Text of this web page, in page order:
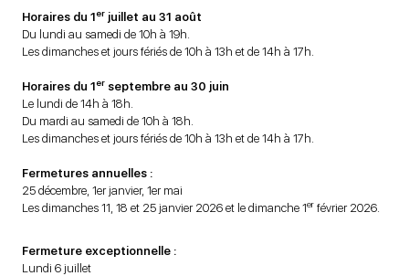
Horaires du 1er juillet au 31 août
Du lundi au samedi de 10h à 19h.
Les dimanches et jours fériés de 10h à 13h et de 14h à 17h.
Horaires du 1er septembre au 30 juin
Le lundi de 14h à 18h.
Du mardi au samedi de 10h à 18h.
Les dimanches et jours fériés de 10h à 13h et de 14h à 17h.
Fermetures annuelles :
25 décembre, 1er janvier, 1er mai
Les dimanches 11, 18 et 25 janvier 2026 et le dimanche 1er février 2026.
Fermeture exceptionnelle :
Lundi 6 juillet